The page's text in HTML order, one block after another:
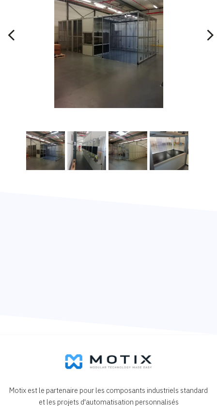
Motix est le partenaire pour les composants industriels standard
et les projets d'automatisation personnalisés